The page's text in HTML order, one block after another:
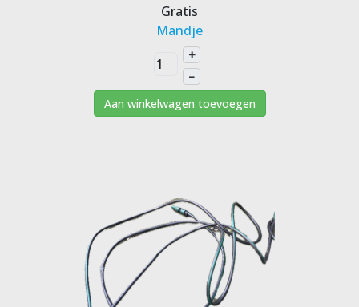
Gratis
Mandje
+
–
Aan winkelwagen toevoegen